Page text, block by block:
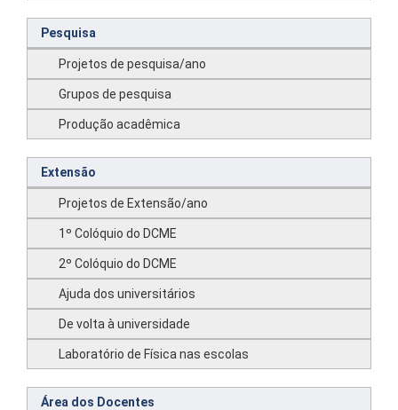
Pesquisa
Projetos de pesquisa/ano
Grupos de pesquisa
Produção acadêmica
Extensão
Projetos de Extensão/ano
1º Colóquio do DCME
2º Colóquio do DCME
Ajuda dos universitários
De volta à universidade
Laboratório de Física nas escolas
Área dos Docentes